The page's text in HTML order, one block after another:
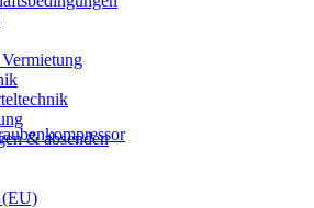
& absenden